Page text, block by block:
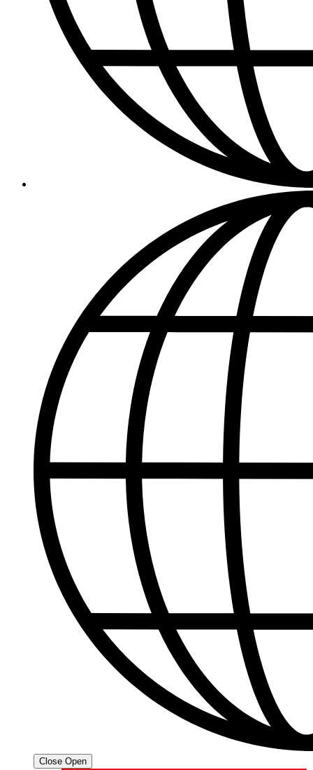
Close Open